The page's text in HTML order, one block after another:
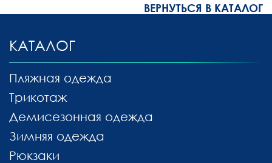
ВЕРНУТЬСЯ В КАТАЛОГ
КАТАЛОГ
Пляжная одежда
Трикотаж
Демисезонная одежда
Зимняя одежда
Рюкзаки